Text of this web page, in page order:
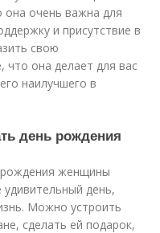
она очень важна для
и присутствие в
свою
что она делает для вас
наилучшего в
день рождения
женщины
день,
Можно устроить
сделать ей подарок,